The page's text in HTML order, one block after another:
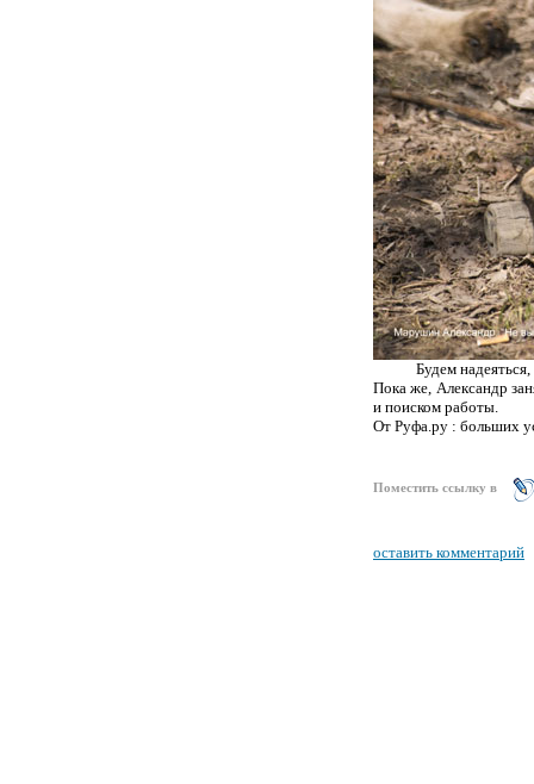
Будем
Пока же, Александр
и поиском работы.
От Руфа.ру : больших
Поместить ссылку в
оставить комментарий